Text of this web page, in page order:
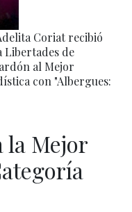
Coriat recibió
Libertades de
al Mejor
con "Albergues:
la Mejor